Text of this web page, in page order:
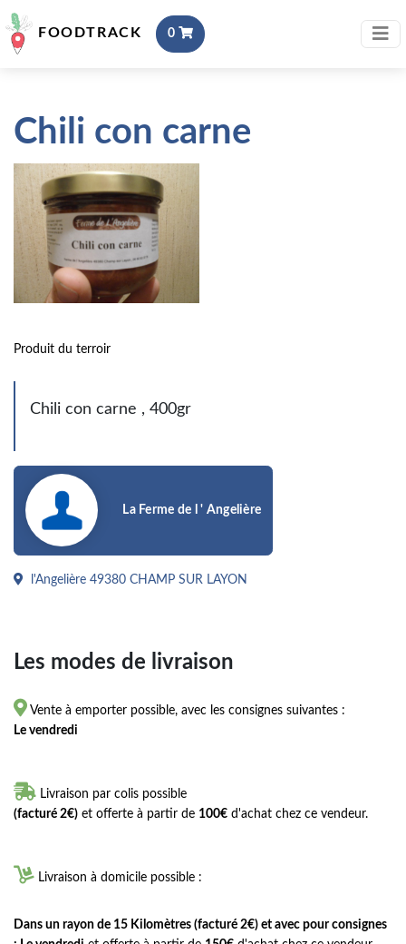
FOODTRACK 0
Chili con carne
Produit du terroir
Chili con carne , 400gr
La Ferme de l ' Angelière
l'Angelière 49380 CHAMP SUR LAYON
Les modes de livraison
 Vente à emporter possible, avec les consignes suivantes :
Le vendredi
 Livraison par colis possible
(facturé 2€) et offerte à partir de 100€ d'achat chez ce vendeur.
 Livraison à domicile possible :
Dans un rayon de 15 Kilomètres (facturé 2€) et avec pour consignes